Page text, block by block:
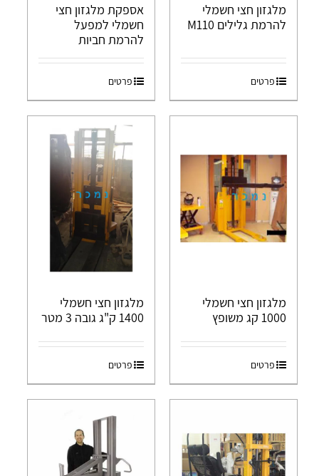
מלגזון חצי חשמלי
להרמת גלילים M110
פרטים
אספקת מלגזון חצי
חשמלי למפעל
להרמת חביות
פרטים
מלגזון חצי חשמלי
1000 קג משופץ
פרטים
מלגזון חצי חשמלי
1400 ק"ג גובה 3 מטר
פרטים